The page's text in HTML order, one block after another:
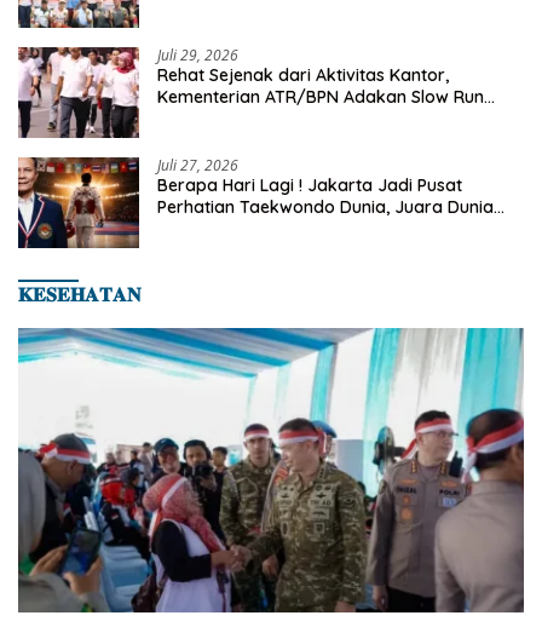
Juli 29, 2026
Rehat Sejenak dari Aktivitas Kantor,
Kementerian ATR/BPN Adakan Slow Run
Juli 27, 2026
Berapa Hari Lagi ! Jakarta Jadi Pusat
Perhatian Taekwondo Dunia, Juara Dunia
𝐊𝐄𝐒𝐄𝐇𝐀𝐓𝐀𝐍